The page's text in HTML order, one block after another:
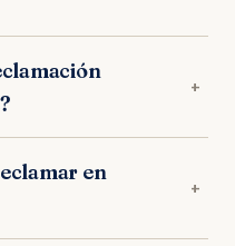
a éxito:
Sin
mensuales.
+
procedimientos duran
bancos negocian
las primeras
en
+